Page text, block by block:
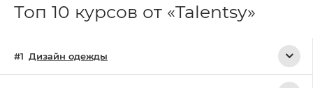
Топ 10 курсов от «Talentsy»
Дизайн одежды